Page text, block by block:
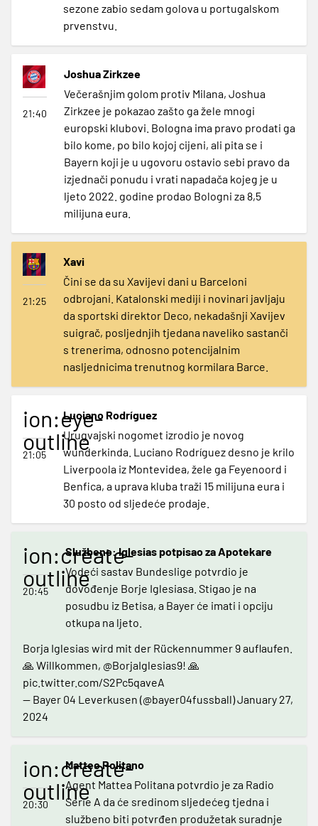
sezone zabio sedam golova u portugalskom
prvenstvu.
21:40
Joshua Zirkzee
Večerašnjim golom protiv Milana, Joshua
Zirkzee je pokazao zašto ga žele mnogi
europski klubovi. Bologna ima pravo prodati ga
bilo kome, po bilo kojoj cijeni, ali pita se i
Bayern koji je u ugovoru ostavio sebi pravo da
izjednači ponudu i vrati napadača kojeg je u
ljeto 2022. godine prodao Bologni za 8,5
milijuna eura.
21:25
Xavi
Čini se da su Xavijevi dani u Barceloni
odbrojani. Katalonski mediji i novinari javljaju
da sportski direktor Deco, nekadašnji Xavijev
suigrač, posljednjih tjedana naveliko sastanči
s trenerima, odnosno potencijalnim
nasljednicima trenutnog kormilara Barce.
ion:eye-
outline
21:05
Luciano Rodríguez
Urugvajski nogomet izrodio je novog
wunderkinda. Luciano Rodríguez desno je krilo
Liverpoola iz Montevidea, žele ga Feyenoord i
Benfica, a uprava kluba traži 15 milijuna eura i
30 posto od sljedeće prodaje.
ion:create-
outline
20:45
Službeno: Iglesias potpisao za Apotekare
Vodeći sastav Bundeslige potvrdio je
dovođenje Borje Iglesiasa. Stigao je na
posudbu iz Betisa, a Bayer će imati i opciju
otkupa na ljeto.
Borja Iglesias wird mit der Rückennummer 9 auflaufen.
🙏 Willkommen, @BorjaIglesias9! 🙏
pic.twitter.com/S2Pc5qaveA
— Bayer 04 Leverkusen (@bayer04fussball)January 27,
2024
ion:create-
outline
20:30
Matteo Politano
Agent Mattea Politana potvrdio je za Radio
Serie A da će sredinom sljedećeg tjedna i
službeno biti potvrđen produžetak suradnje